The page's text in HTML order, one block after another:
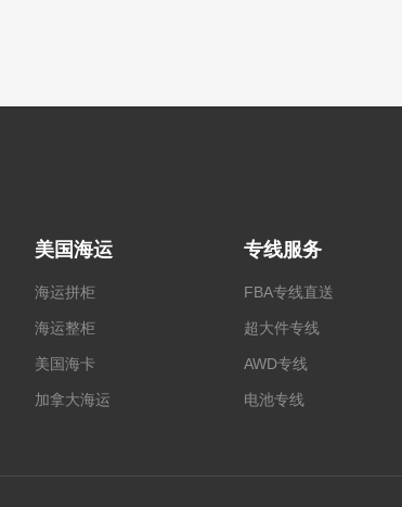
美国海运
海运拼柜
海运整柜
美国海卡
加拿大海运
专线服务
FBA专线直送
超大件专线
AWD专线
电池专线